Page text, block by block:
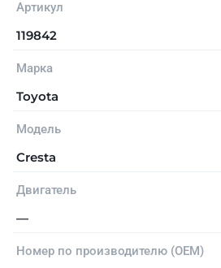
Артикул
119842
Марка
Toyota
Модель
Cresta
Двигатель
—
Номер по производителю (OEM)